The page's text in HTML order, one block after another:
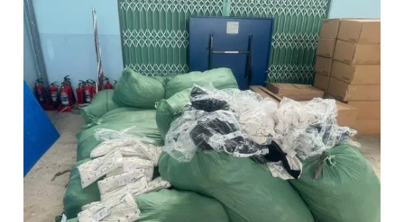
Thông tin tòa soạn Liên hệ quảng cáo
Đọc Thanh Niên trên điện thoại